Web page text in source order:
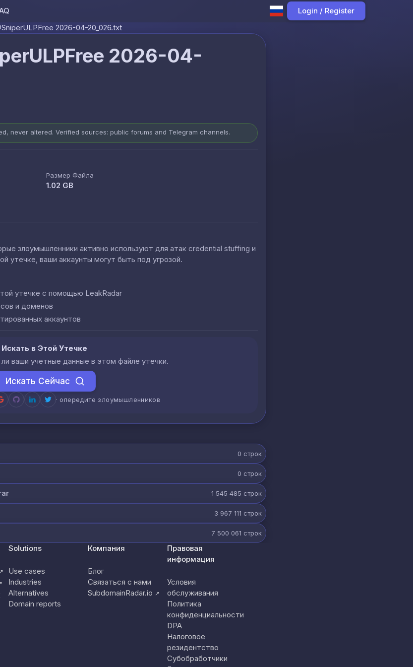
Login / Register
2026-04-20_026.txt
2026-04-
never altered. Verified sources: public forums and Telegram channels.
Размер Файла
1.02 GB
злоумышленники активно используют для атак credential stuffing и
утечке, ваши аккаунты могут быть под угрозой.
утечке с помощью LeakRadar
и доменов
аккаунтов
Искать в Этой Утечке
ваши учетные данные в этом файле утечки.
Искать Сейчас
· опередите злоумышленников
0 строк
0 строк
1 545 485 строк
3 967 111 строк
7 500 061 строк
↗
Solutions
Use cases
Industries
Alternatives
Domain reports
Компания
Блог
Связаться с нами
SubdomainRadar.io ↗
Правовая
информация
Условия
обслуживания
Политика
конфиденциальности
DPA
Налоговое
резидентство
Субобработчики